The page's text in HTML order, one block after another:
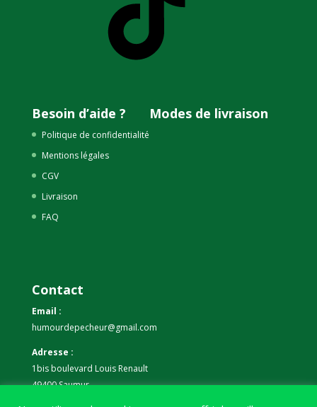
Besoin d’aide ?
Politique de confidentialité
Mentions légales
CGV
Livraison
FAQ
Modes de livraison
Contact
Email :
humourdepecheur@gmail.com
Adresse :
1bis boulevard Louis Renault
49400 Saumur